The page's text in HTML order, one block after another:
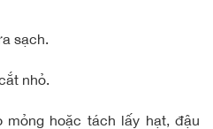
sạch.
nhỏ.
mỏng hoặc tách lấy hạt, đậu